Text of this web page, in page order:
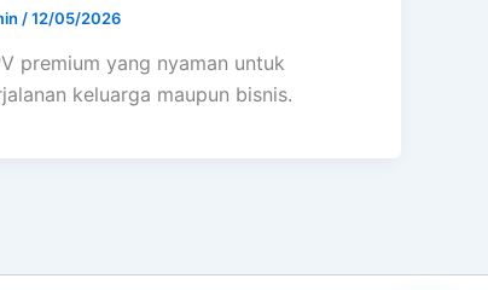
/12/05/2026
premium yang nyaman untuk
keluarga maupun bisnis.